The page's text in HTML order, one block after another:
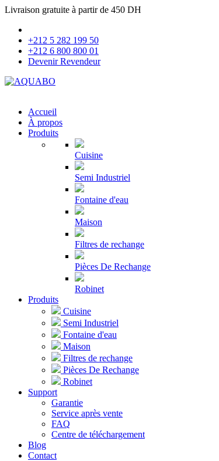
Livraison gratuite à partir de 450 DH
+212 5 282 199 50
+212 6 800 800 01
Devenir Revendeur
Accueil
À propos
Produits
Cuisine
Semi Industriel
Fontaine d'eau
Maison
Filtres de rechange
Pièces De Rechange
Robinet
Produits
Cuisine
Semi Industriel
Fontaine d'eau
Maison
Filtres de rechange
Pièces De Rechange
Robinet
Support
Garantie
Service après vente
FAQ
Centre de téléchargement
Blog
Contact